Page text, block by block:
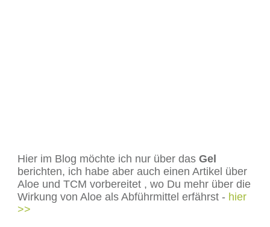
Hier im Blog möchte ich nur über das Gel
berichten, ich habe aber auch einen Artikel über
Aloe und TCM vorbereitet , wo Du mehr über die
Wirkung von Aloe als Abführmittel erfährst - hier
>>